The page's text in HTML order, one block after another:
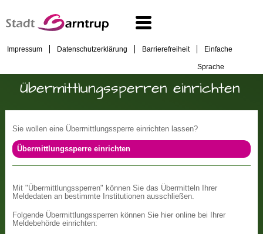
Impressum Datenschutzerklärung Barrierefreiheit Einfache
Sprache
Übermittlungssperren einrichten
Sie wollen eine Übermittlungssperre einrichten lassen?
Übermittlungssperre einrichten
Mit "Übermittlungssperren" können Sie das Übermitteln Ihrer
Meldedaten an bestimmte Institutionen ausschließen.
Folgende Übermittlungssperren können Sie hier online bei Ihrer
Meldebehörde einrichten: